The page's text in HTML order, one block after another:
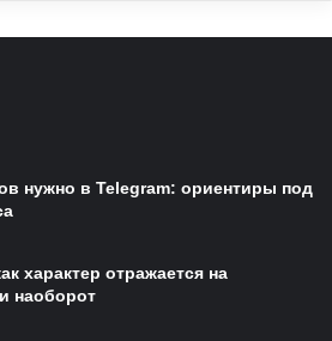
нужно в Telegram: ориентиры под
характер отражается на
наоборот